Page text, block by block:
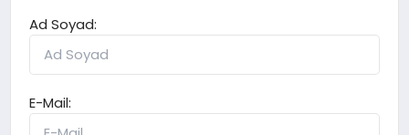
Ad Soyad:
E-Mail: